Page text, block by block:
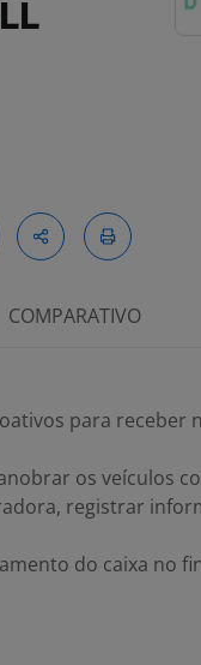
COMPARATIVO
para receber
os veículos
registrar
do caixa no